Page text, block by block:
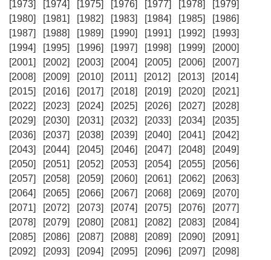
[1973] [1974] [1975] [1976] [1977] [1978]
[1979]
[1980]
[1981] [1982] [1983] [1984] [1985]
[1986]
[1987]
[1988] [1989] [1990] [1991] [1992]
[1993]
[1994]
[1995] [1996] [1997] [1998] [1999]
[2000]
[2001]
[2002] [2003] [2004] [2005] [2006]
[2007]
[2008]
[2009] [2010] [2011] [2012] [2013]
[2014]
[2015]
[2016] [2017] [2018] [2019] [2020]
[2021]
[2022]
[2023] [2024] [2025] [2026] [2027]
[2028]
[2029]
[2030] [2031] [2032] [2033] [2034]
[2035]
[2036]
[2037] [2038] [2039] [2040] [2041]
[2042]
[2043]
[2044] [2045] [2046] [2047] [2048]
[2049]
[2050]
[2051] [2052] [2053] [2054] [2055]
[2056]
[2057]
[2058] [2059] [2060] [2061] [2062]
[2063]
[2064]
[2065] [2066] [2067] [2068] [2069]
[2070]
[2071]
[2072] [2073] [2074] [2075] [2076]
[2077]
[2078]
[2079] [2080] [2081] [2082] [2083]
[2084]
[2085]
[2086] [2087] [2088] [2089] [2090]
[2091]
[2092]
[2093] [2094] [2095] [2096] [2097]
[2098]